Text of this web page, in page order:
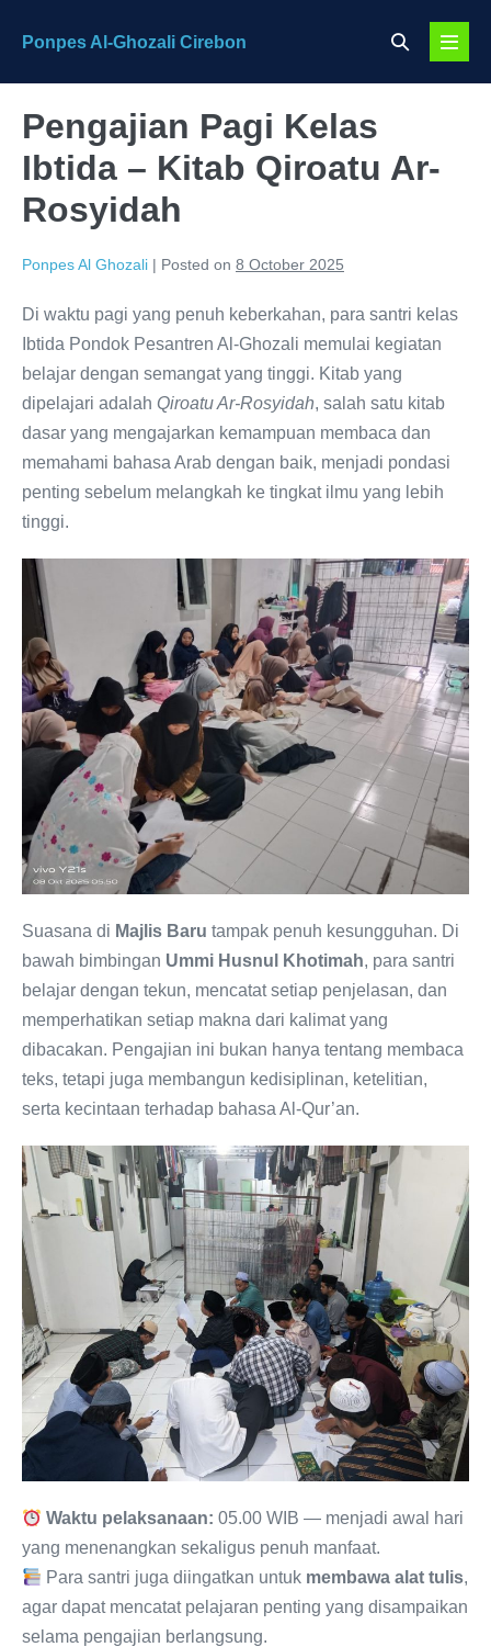
Ponpes Al-Ghozali Cirebon
Search
Menu
Pengajian Pagi Kelas
Ibtida – Kitab Qiroatu Ar-
Rosyidah
Ponpes Al Ghozali | Posted on 8 October 2025
Di waktu pagi yang penuh keberkahan, para santri kelas
Ibtida Pondok Pesantren Al-Ghozali memulai kegiatan
belajar dengan semangat yang tinggi. Kitab yang
dipelajari adalah Qiroatu Ar-Rosyidah, salah satu kitab
dasar yang mengajarkan kemampuan membaca dan
memahami bahasa Arab dengan baik, menjadi pondasi
penting sebelum melangkah ke tingkat ilmu yang lebih
tinggi.
Suasana di Majlis Baru tampak penuh kesungguhan. Di
bawah bimbingan Ummi Husnul Khotimah, para santri
belajar dengan tekun, mencatat setiap penjelasan, dan
memperhatikan setiap makna dari kalimat yang
dibacakan. Pengajian ini bukan hanya tentang membaca
teks, tetapi juga membangun kedisiplinan, ketelitian,
serta kecintaan terhadap bahasa Al-Qur’an.
Waktu pelaksanaan: 05.00 WIB — menjadi awal hari
yang menenangkan sekaligus penuh manfaat.
Para santri juga diingatkan untuk membawa alat tulis,
agar dapat mencatat pelajaran penting yang disampaikan
selama pengajian berlangsung.